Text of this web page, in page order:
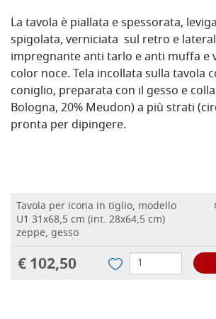
La tavola è piallata e spessorata,
spigolata, verniciata sul retro e
impregnante anti tarlo e anti muffa e
color noce. Tela incollata sulla tavola
coniglio, preparata con il gesso e
Bologna, 20% Meudon) a più strati
pronta per dipingere.
Tavola per icona in tiglio, modello
U1 31x68,5 cm (int. 28x64,5 cm)
zeppe, gesso
€ 102,50